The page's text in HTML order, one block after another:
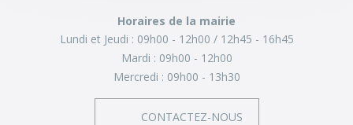
Horaires de la mairie
Lundi et Jeudi : 09h00 - 12h00
12h45 - 16h45
Mardi : 09h00 - 12h00
Mercredi : 09h00 - 13h30
CONTACTEZ-NOUS